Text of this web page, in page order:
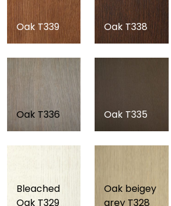
Oak T339 Oak T338
Oak T336 Oak T335
Bleached
Oak T329
Oak beigey
grey T328